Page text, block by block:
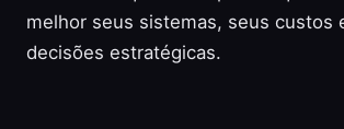
melhor seus sistemas, seus custos
decisões estratégicas.